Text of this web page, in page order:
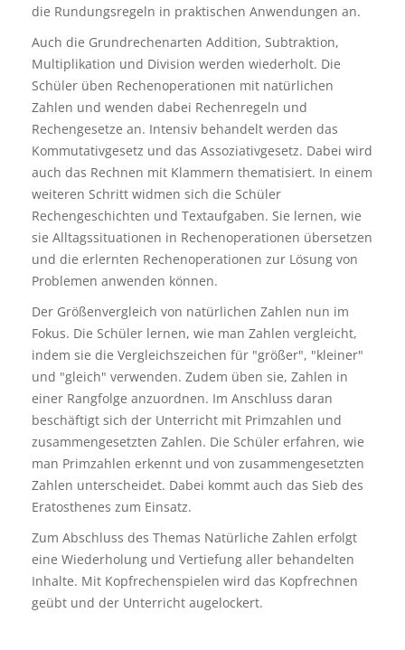
die Rundungsregeln in praktischen Anwendungen an.
Auch die Grundrechenarten Addition, Subtraktion,
Multiplikation und Division werden wiederholt. Die
Schüler üben Rechenoperationen mit natürlichen
Zahlen und wenden dabei Rechenregeln und
Rechengesetze an. Intensiv behandelt werden das
Kommutativgesetz und das Assoziativgesetz. Dabei wird
auch das Rechnen mit Klammern thematisiert. In einem
weiteren Schritt widmen sich die Schüler
Rechengeschichten und Textaufgaben. Sie lernen, wie
sie Alltagssituationen in Rechenoperationen übersetzen
und die erlernten Rechenoperationen zur Lösung von
Problemen anwenden können.
Der Größenvergleich von natürlichen Zahlen nun im
Fokus. Die Schüler lernen, wie man Zahlen vergleicht,
indem sie die Vergleichszeichen für "größer", "kleiner"
und "gleich" verwenden. Zudem üben sie, Zahlen in
einer Rangfolge anzuordnen. Im Anschluss daran
beschäftigt sich der Unterricht mit Primzahlen und
zusammengesetzten Zahlen. Die Schüler erfahren, wie
man Primzahlen erkennt und von zusammengesetzten
Zahlen unterscheidet. Dabei kommt auch das Sieb des
Eratosthenes zum Einsatz.
Zum Abschluss des Themas Natürliche Zahlen erfolgt
eine Wiederholung und Vertiefung aller behandelten
Inhalte. Mit Kopfrechenspielen wird das Kopfrechnen
geübt und der Unterricht augelockert.